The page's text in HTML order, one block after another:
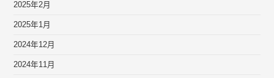
2025年2月
2025年1月
2024年12月
2024年11月